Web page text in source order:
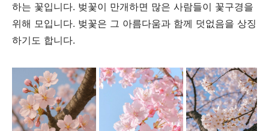
하는 꽃입니다. 벚꽃이 만개하면 많은 사람들이 꽃구경을
위해 모입니다. 벚꽃은 그 아름다움과 함께 덧없음을 상징
하기도 합니다.